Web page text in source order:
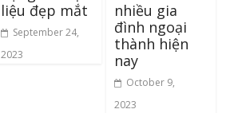
liệu đẹp mắt
September 24,
2023
nhiều gia
đình ngoại
thành hiện
nay
October 9,
2023